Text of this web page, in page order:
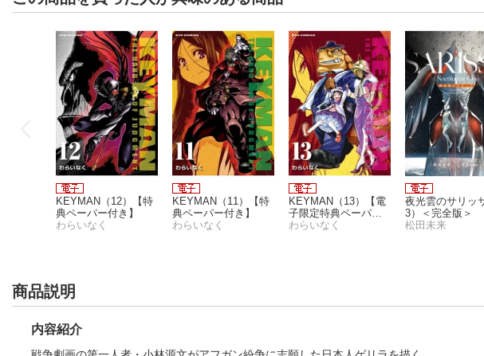
KEYMAN（12）【特
典ペーパー付き】
わらいなく
KEYMAN（11）【特
典ペーパー付き】
わらいなく
KEYMAN（13）【電
子限定特典ペーパー
付き】
わらいなく
夜光雲のサリッ
3）＜完全版＞
松田未来
商品説明
内容紹介